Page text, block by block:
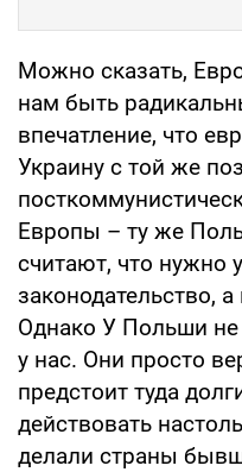
Можно сказать,
нам быть
впечатление, что
Украину с той же
Европы – ту же
считают, что нужно
законодательство,
Однако У Польши
у нас. Они просто
предстоит туда
действовать
делали страны